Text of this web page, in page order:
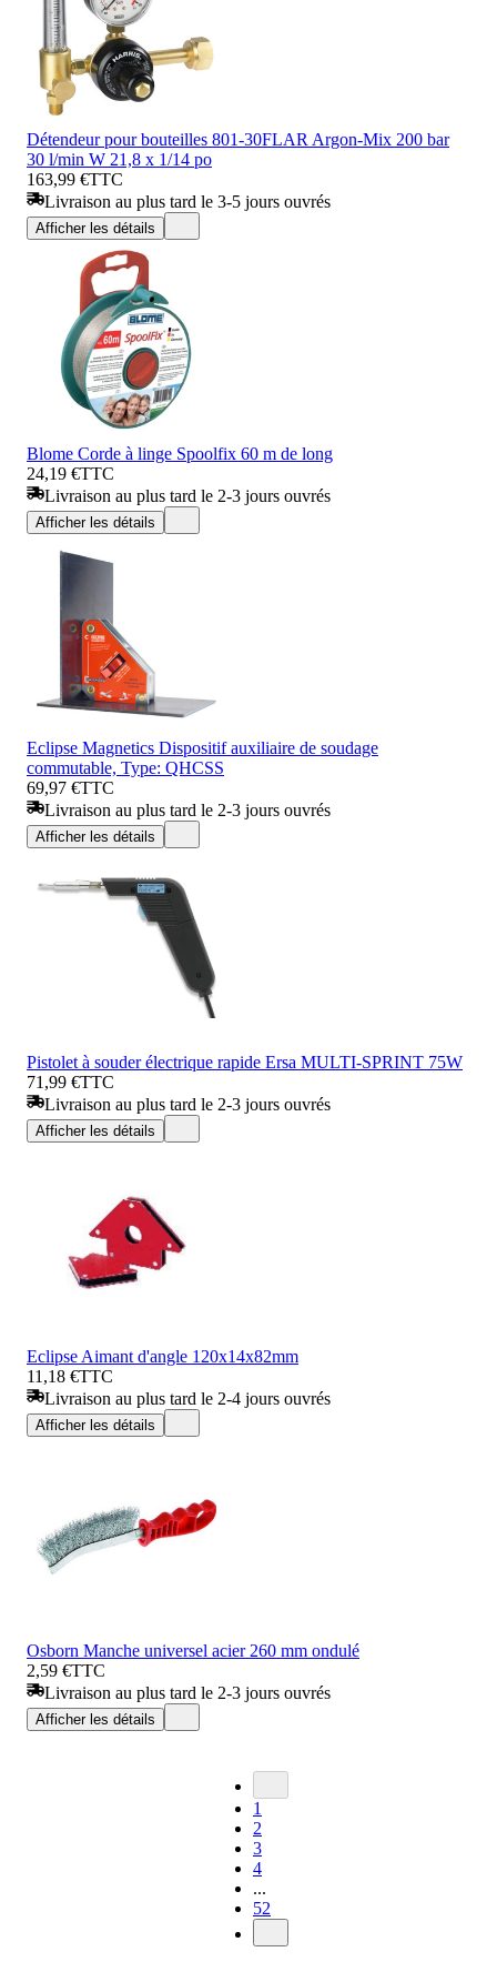
Détendeur pour bouteilles 801-30FLAR Argon-Mix 200 bar
30 l/min W 21,8 x 1/14 po
163,99 €TTC
Livraison au plus tard le 3-5 jours ouvrés
Afficher les détails
Blome Corde à linge Spoolfix 60 m de long
24,19 €TTC
Livraison au plus tard le 2-3 jours ouvrés
Afficher les détails
Eclipse Magnetics Dispositif auxiliaire de soudage
commutable, Type: QHCSS
69,97 €TTC
Livraison au plus tard le 2-3 jours ouvrés
Afficher les détails
Pistolet à souder électrique rapide Ersa MULTI-SPRINT 75W
71,99 €TTC
Livraison au plus tard le 2-3 jours ouvrés
Afficher les détails
Eclipse Aimant d'angle 120x14x82mm
11,18 €TTC
Livraison au plus tard le 2-4 jours ouvrés
Afficher les détails
Osborn Manche universel acier 260 mm ondulé
2,59 €TTC
Livraison au plus tard le 2-3 jours ouvrés
Afficher les détails
1
2
3
4
...
52